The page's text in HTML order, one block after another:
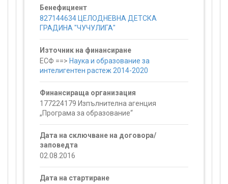
Бенефициент
827144634 ЦЕЛОДНЕВНА ДЕТСКА
ГРАДИНА "ЧУЧУЛИГА"
Източник на финансиране
ЕСФ ==> Наука и образование за
интелигентен растеж 2014-2020
Финансираща организация
177224179 Изпълнителна агенция
„Програма за образование“
Дата на сключване на договора/
заповедта
02.08.2016
Дата на стартиране